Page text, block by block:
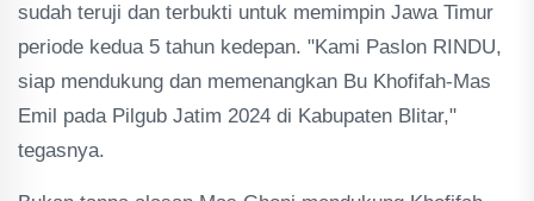
sudah teruji dan terbukti untuk memimpin Jawa Timur
periode kedua 5 tahun kedepan. "Kami Paslon RINDU,
siap mendukung dan memenangkan Bu Khofifah-Mas
Emil pada Pilgub Jatim 2024 di Kabupaten Blitar,"
tegasnya.